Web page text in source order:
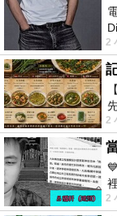
2
2
2